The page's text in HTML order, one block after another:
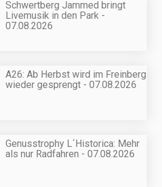
Schwertberg Jammed bringt
Livemusik in den Park -
07.08.2026
A26: Ab Herbst wird im Freinberg
wieder gesprengt - 07.08.2026
Genusstrophy L´Historica: Mehr
als nur Radfahren - 07.08.2026